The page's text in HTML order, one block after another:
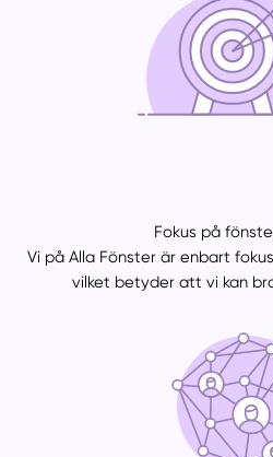
Fokus på
Vi på Alla Fönster är enbart
vilket betyder att vi kan